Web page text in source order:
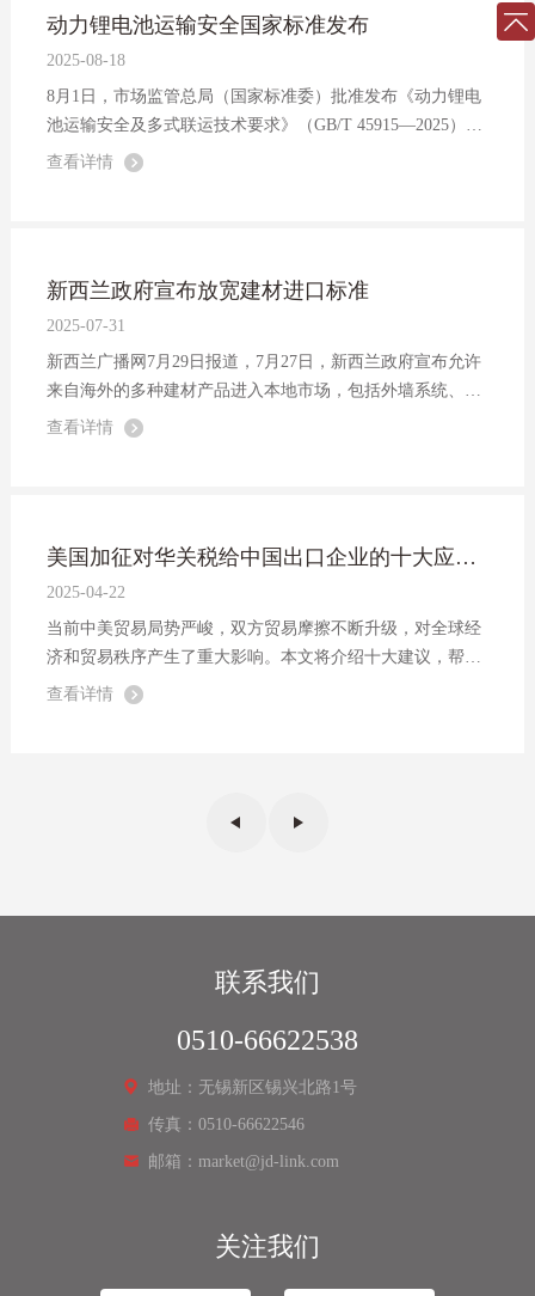
动力锂电池运输安全国家标准发布
2025-08-18
8月1日，市场监管总局（国家标准委）批准发布《动力锂电
池运输安全及多式联运技术要求》（GB/T 45915—2025）国
家标准，将于2026年2月1日起实施。
查看详情
新西兰政府宣布放宽建材进口标准
2025-07-31
新西兰广播网7月29日报道，7月27日，新西兰政府宣布允许
来自海外的多种建材产品进入本地市场，包括外墙系统、外
门、石膏板和窗户等。
查看详情
美国加征对华关税给中国出口企业的十大应对建议
2025-04-22
当前中美贸易局势严峻，双方贸易摩擦不断升级，对全球经
济和贸易秩序产生了重大影响。本文将介绍十大建议，帮助
中国企业通过有效的合同拟定有效应对美国“对等关税”政策
查看详情
联系我们
0510-66622538
地址：无锡新区锡兴北路1号
传真：0510-66622546
邮箱：market@jd-link.com
关注我们